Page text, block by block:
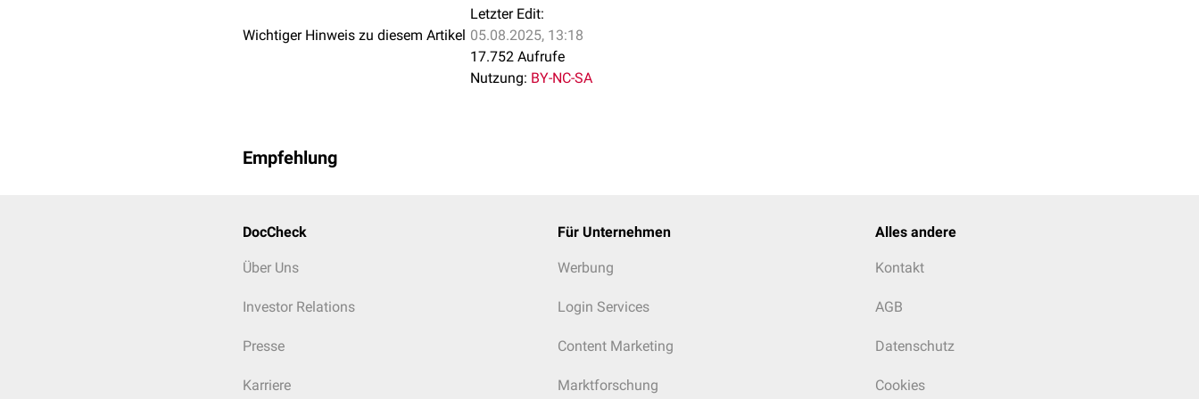
Wichtiger Hinweis zu diesem Artikel
Letzter Edit:
05.08.2025, 13:18
17.752 Aufrufe
Nutzung: BY-NC-SA
Empfehlung
DocCheck
Über Uns
Investor Relations
Presse
Karriere
Für Unternehmen
Werbung
Login Services
Content Marketing
Marktforschung
Alles andere
Kontakt
AGB
Datenschutz
Cookies